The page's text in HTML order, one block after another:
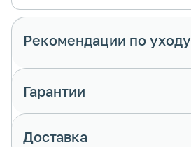
Рекомендации по уходу
Гарантии
Доставка